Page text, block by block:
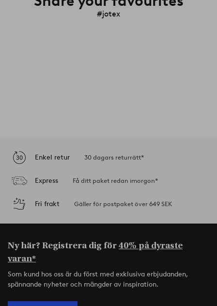
#jotex
Enkel retur 30 dagars returrätt*
Express Få ditt paket redan imorgon*
Fri frakt Gäller för postpaket över 649 SEK
Ny här? Registrera dig för40% på dyraste
varan*
Som kund hos oss är du först med exklusiva erbjudanden,
spännande nyheter och mängder av inspiration.